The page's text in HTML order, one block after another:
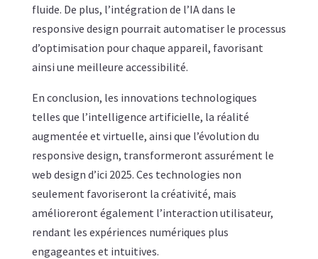
fluide. De plus, l’intégration de l’IA dans le
responsive design pourrait automatiser le processus
d’optimisation pour chaque appareil, favorisant
ainsi une meilleure accessibilité.
En conclusion, les innovations technologiques
telles que l’intelligence artificielle, la réalité
augmentée et virtuelle, ainsi que l’évolution du
responsive design, transformeront assurément le
web design d’ici 2025. Ces technologies non
seulement favoriseront la créativité, mais
amélioreront également l’interaction utilisateur,
rendant les expériences numériques plus
engageantes et intuitives.